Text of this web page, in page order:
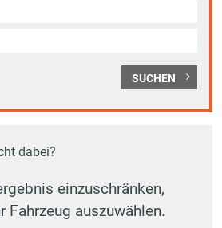
SUCHEN
dabei?
einzuschränken,
Fahrzeug auszuwählen.